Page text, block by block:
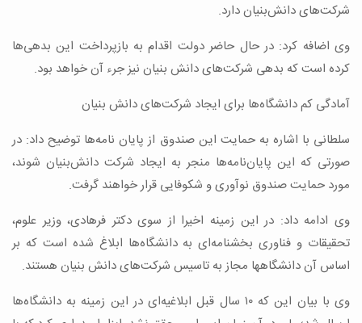
شرکت‌های دانش‌بنیان دارد.
وی اضافه کرد: در حال حاضر دولت اقدام به بازپرداخت این بدهی‌ها
کرده است که بدهی شرکت‌های دانش بنیان نیز جرء آن خواهد بود.
آمادگی کم دانشگاه‌ها برای ایجاد شرکت‌های دانش بنیان
سلطانی با اشاره به حمایت این صندوق از پایان نامه‌ها توضیح داد: در
صورتی که این پایان‌نامه‌ها منجر به ایجاد شرکت دانش‌بنیان شوند،
مورد حمایت صندوق نوآوری و شکوفایی قرار خواهند گرفت.
وی ادامه داد: در این زمینه اخیرا از سوی دکتر فرهادی، وزیر علوم،
تحقیقات و فناوری بخشنامه‌ای به دانشگاه‌ها ابلاغ شده است که بر
اساس آن دانشگاه‎ها مجاز به تاسیس شرکت‌های دانش بنیان هستند.
وی با بیان این که ۱۰ سال قبل ابلاغیه‌ای در این زمینه به دانشگاه‌ها